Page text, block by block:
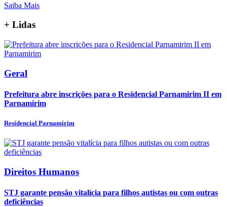
Saiba Mais
+ Lidas
Geral
Prefeitura abre inscrições para o Residencial Parnamirim II em
Parnamirim
Residencial Parnamirim
Direitos Humanos
STJ garante pensão vitalícia para filhos autistas ou com outras
deficiências